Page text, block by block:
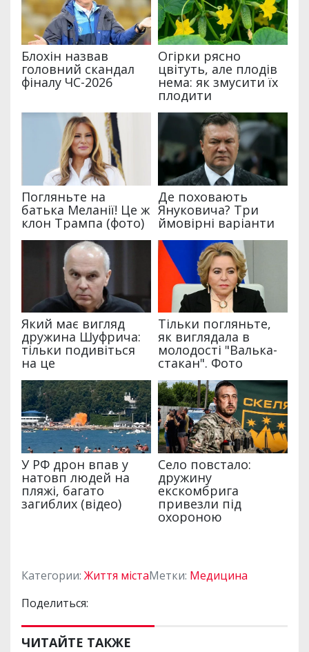
Категории: Життя містаМетки: Медицина
Поделиться:
ЧИТАЙТЕ ТАКЖЕ